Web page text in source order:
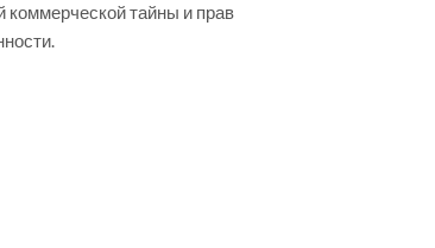
тайны и прав